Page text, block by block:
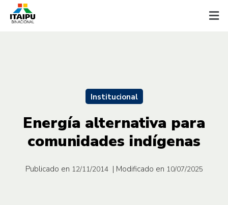
Institucional
Energía alternativa para
comunidades indígenas
Publicado en 12/11/2014 | Modificado en 10/07/2025